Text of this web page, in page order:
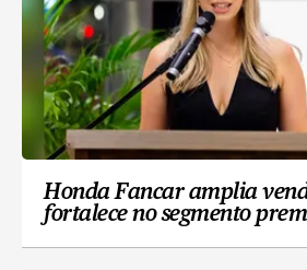
Honda Fancar amplia
fortalece no segmento